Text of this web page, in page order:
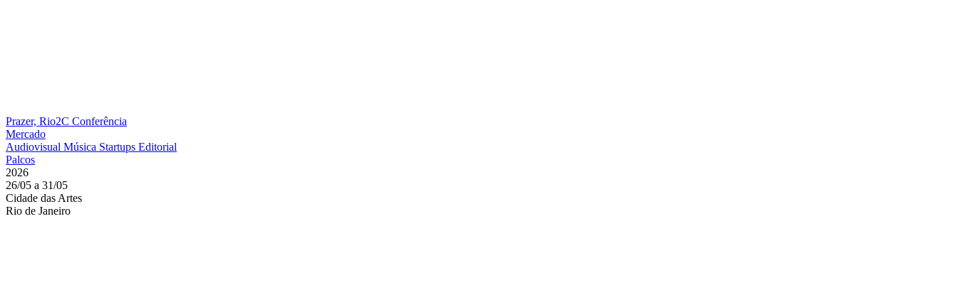
Prazer, Rio2C Conferência
Mercado
Audiovisual Música Startups Editorial
Palcos
2026
26/05 a 31/05
Cidade das Artes
Rio de Janeiro